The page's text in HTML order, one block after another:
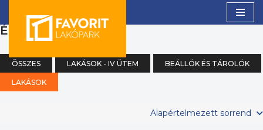
content
ÉK
ÖSSZES LAKÁSOK - IV ÜTEM BEÁLLÓK ÉS TÁROLÓK
LAKÁSOK
Alapértelmezett sorrend